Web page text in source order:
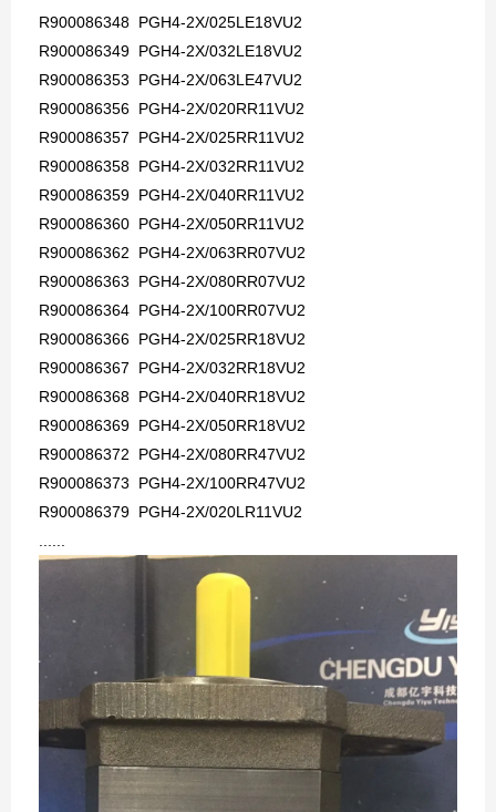
R900086348 PGH4-2X/025LE18VU2
R900086349 PGH4-2X/032LE18VU2
R900086353 PGH4-2X/063LE47VU2
R900086356 PGH4-2X/020RR11VU2
R900086357 PGH4-2X/025RR11VU2
R900086358 PGH4-2X/032RR11VU2
R900086359 PGH4-2X/040RR11VU2
R900086360 PGH4-2X/050RR11VU2
R900086362 PGH4-2X/063RR07VU2
R900086363 PGH4-2X/080RR07VU2
R900086364 PGH4-2X/100RR07VU2
R900086366 PGH4-2X/025RR18VU2
R900086367 PGH4-2X/032RR18VU2
R900086368 PGH4-2X/040RR18VU2
R900086369 PGH4-2X/050RR18VU2
R900086372 PGH4-2X/080RR47VU2
R900086373 PGH4-2X/100RR47VU2
R900086379 PGH4-2X/020LR11VU2